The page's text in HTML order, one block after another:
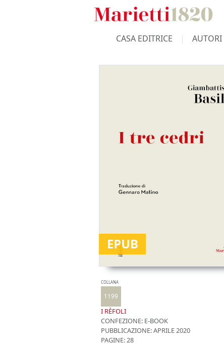
CASA EDITRICE AUTORI
EPUB
COLLANA
1199
I RÈFOLI
CONFEZIONE: E-BOOK
PUBBLICAZIONE:APRILE 2020
PAGINE: 28